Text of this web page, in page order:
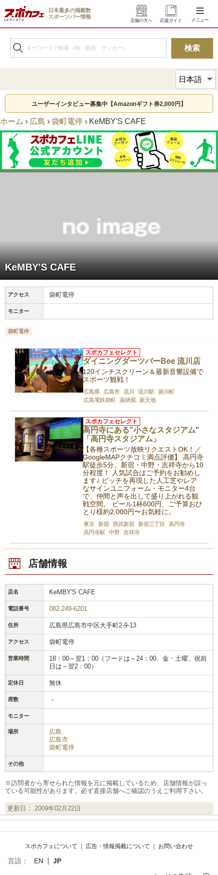
日本最多の掲載数
スポーツバー情報
店舗の方へ 応援ガイド メニュー
ユーザーインタビュー募集中【Amazonギフト券2,000円】
ホーム › 広島 › 袋町電停 › KeMBY'S CAFE
KeMBY'S CAFE
アクセス 袋町電停
モニター
袋町電停
ダイニングダーツバーBee 流川店
スポカフェセレクト
120インチスクリーン＆最新音響設備で
スポーツ観戦！
広島県 広島市 流川 流川駅
堀川町
広島電鉄胡町
薬研掘 新天地
高円寺にある"小さなスタジアム"
「高円寺スタジアム」
スポカフェセレクト
【各種スポーツ放映リクエストOK！／
GoogleMAPクチコミ満点評価】 高円寺
駅徒歩5分。新宿・中野・吉祥寺から10
分程度！ 人気試合はご予約をお勧めし
ます♪ ピッチを再現した人工芝やレア
なサインユニフォーム・モニター4台
で、仲間と声を出して盛り上がれる観
戦空間。 ビール1杯600円、ご予算おひ
とり様約2,000円〜お気軽に。
東京 新宿 西武新宿 新宿三丁目
高円寺
高円寺駅
中野 吉祥寺
店舗情報
店名 KeMBY'S CAFE
電話番号 082-249-6201
住所 広島県広島市中区大手町2-9-13
アクセス 袋町電停
営業時間
18：00～翌1：00（フードは～24：00、金・土曜、祝前
日は～翌2：00）
定休日 無休
席数 －
モニター
場所
広島
広島市
袋町電停
その他
※訪問者から寄せられた情報を元に掲載しているため、店舗情報が誤っ
ている可能性があります。必ず直接店舗へご確認のうえご利用下さい。
更新日： 2009年02月22日
スポカフェについて | 広告・情報掲載について | お問い合わせ
言語： EN
JP